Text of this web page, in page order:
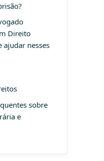
Direito
ajudar nesses
sobre
e